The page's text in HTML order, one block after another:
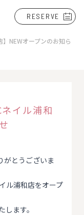
RESERVE
NEWオープンのお知ら
イル浦和
がとうございま
ル浦和店をオープ
ます。